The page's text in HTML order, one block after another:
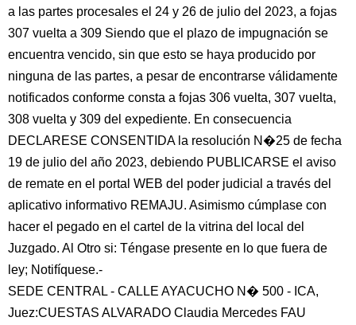
a las partes procesales el 24 y 26 de julio del 2023, a fojas
307 vuelta a 309 Siendo que el plazo de impugnación se
encuentra vencido, sin que esto se haya producido por
ninguna de las partes, a pesar de encontrarse válidamente
notificados conforme consta a fojas 306 vuelta, 307 vuelta,
308 vuelta y 309 del expediente. En consecuencia
DECLARESE CONSENTIDA la resolución N�25 de fecha
19 de julio del año 2023, debiendo PUBLICARSE el aviso
de remate en el portal WEB del poder judicial a través del
aplicativo informativo REMAJU. Asimismo cúmplase con
hacer el pegado en el cartel de la vitrina del local del
Juzgado. Al Otro si: Téngase presente en lo que fuera de
ley; Notifíquese.-
SEDE CENTRAL - CALLE AYACUCHO N� 500 - ICA,
Juez:CUESTAS ALVARADO Claudia Mercedes FAU